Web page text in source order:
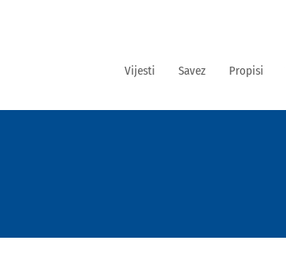
Vijesti Savez Propisi